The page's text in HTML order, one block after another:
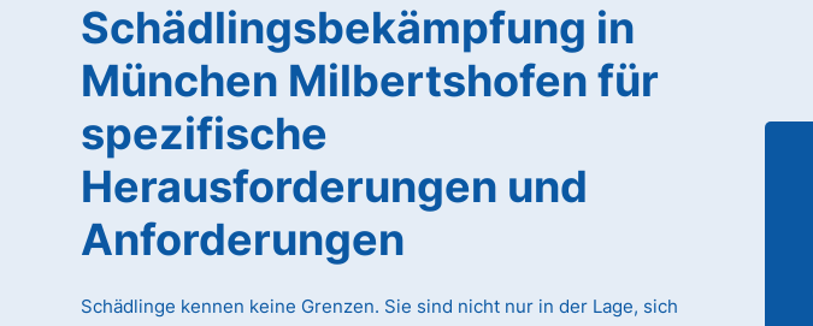
Schädlingsbekämpfung in
München Milbertshofen für
spezifische
Herausforderungen und
Anforderungen
Schädlinge kennen keine Grenzen. Sie sind nicht nur in der Lage, sich